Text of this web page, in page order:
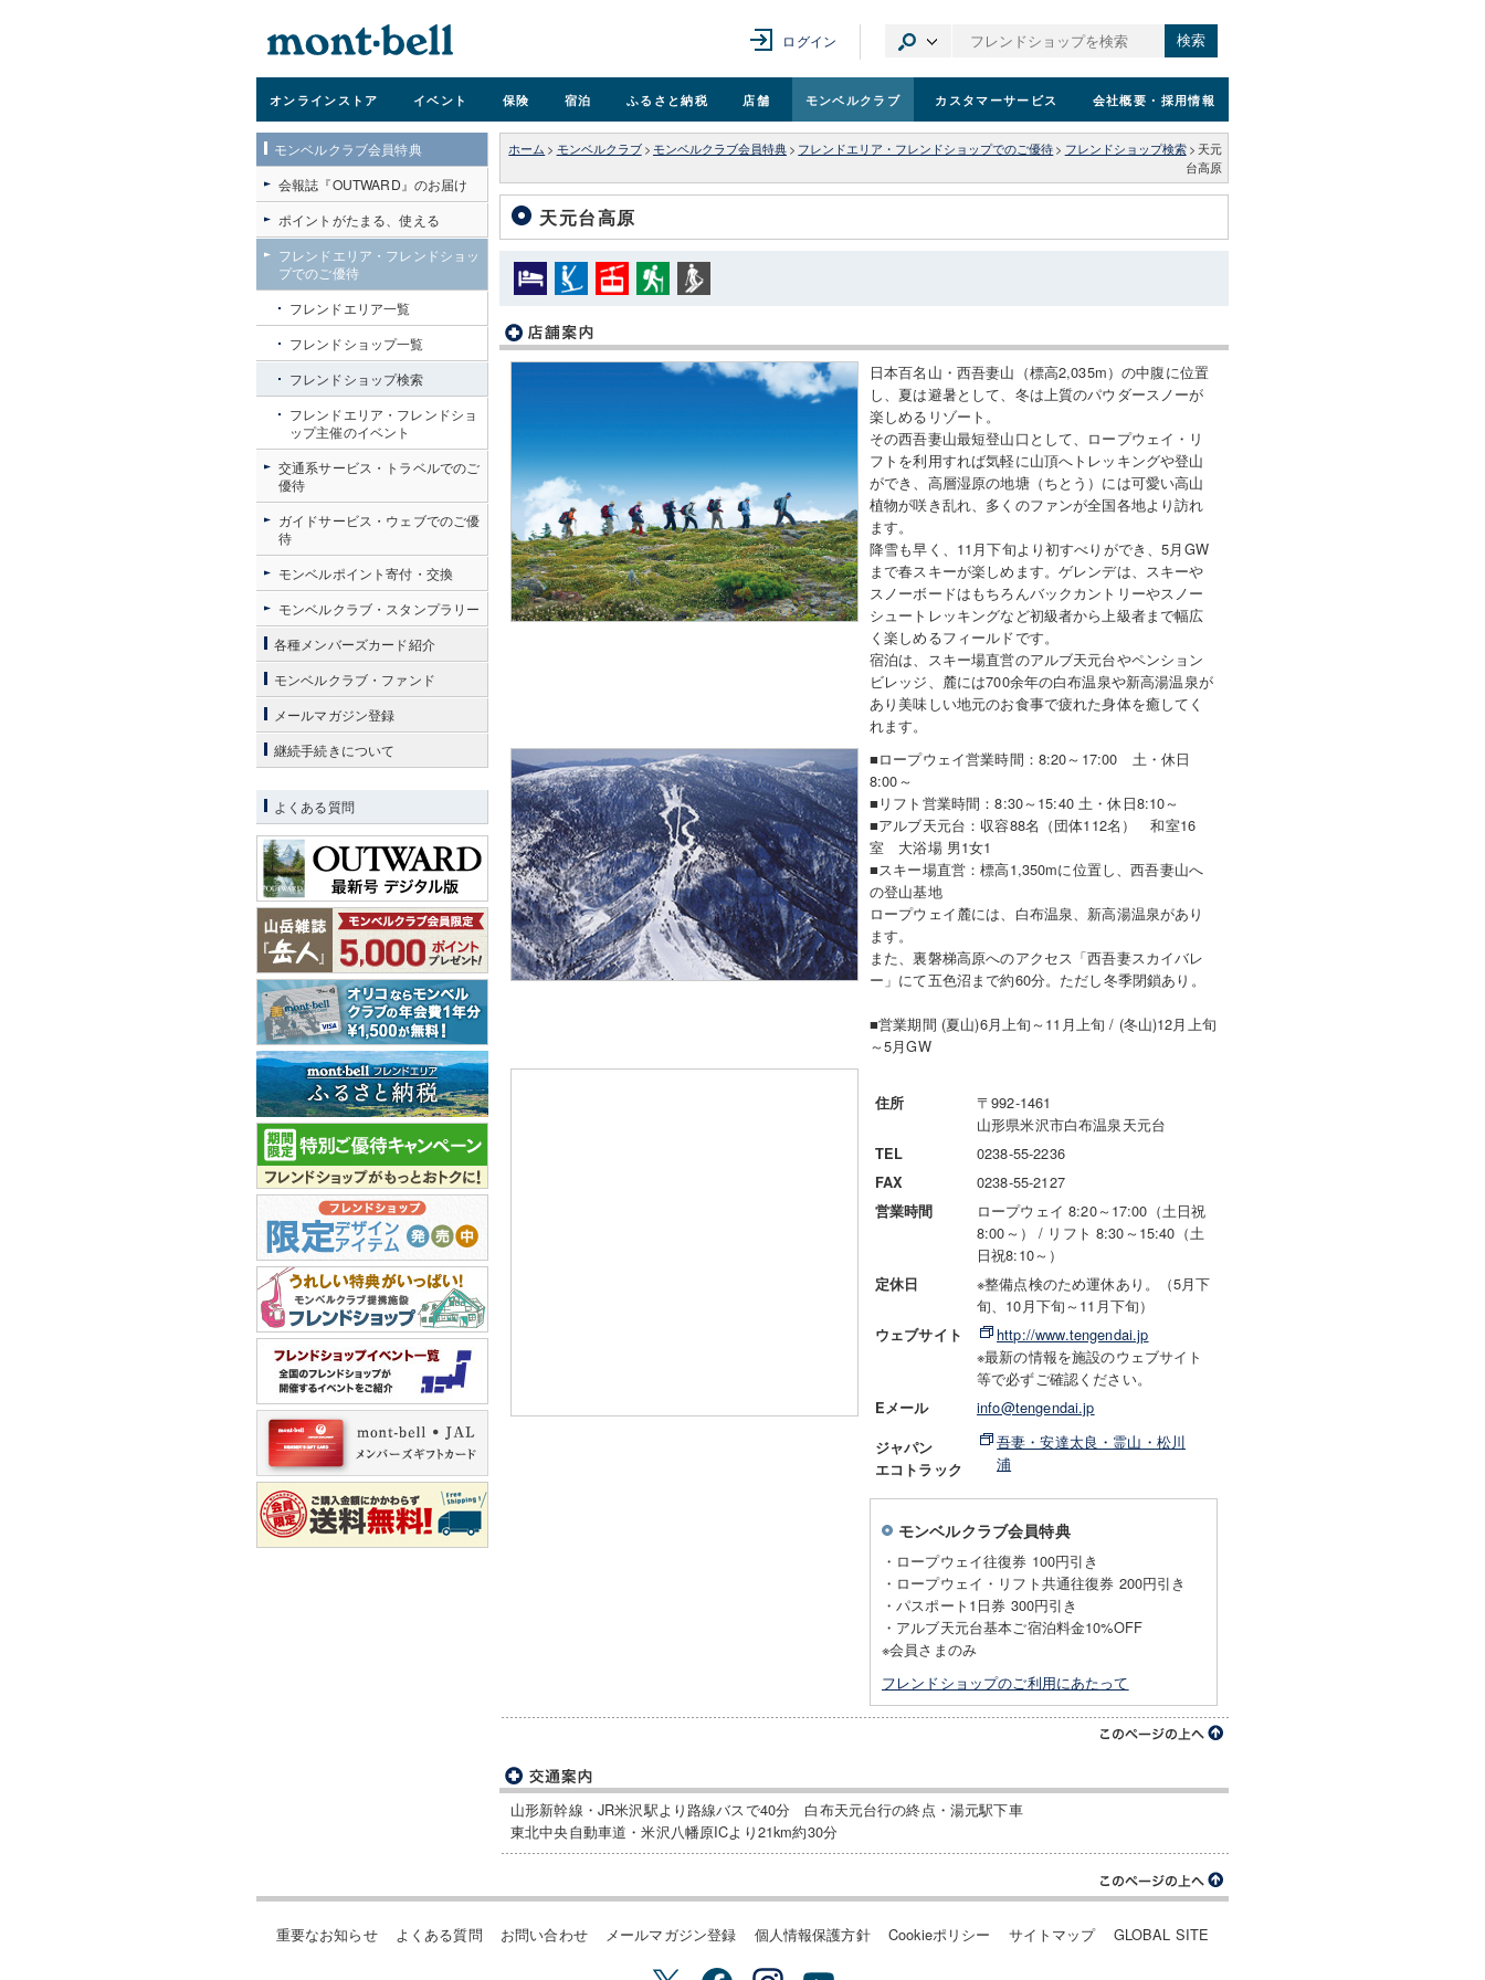
ログイン 検索
オンラインストア イベント 保険 宿泊 ふるさと納税 店舗 モンベルクラブ カスタマーサービス 会社概要 ・採用情報
ホーム > モンベルクラブ > モンベルクラブ会員特典 > フレンドエリア・フレンドショップでのご優待 > フレンドショップ検索 > 天元
台高原
天元台高原
日本百名山・西吾妻山（標高2,035m）の中腹に位置
し、夏は避暑として、冬は上質のパウダースノーが
楽しめるリゾート。
その西吾妻山最短登山口として、ロープウェイ・リ
フトを利用すれば気軽に山頂へトレッキングや登山
ができ、高層湿原の地塘（ちとう）には可愛い高山
植物が咲き乱れ、多くのファンが全国各地より訪れ
ます。
降雪も早く、11月下旬より初すべりができ、5月GW
まで春スキーが楽しめます。ゲレンデは、スキーや
スノーボードはもちろんバックカントリーやスノー
シュートレッキングなど初級者から上級者まで幅広
く楽しめるフィールドです。
宿泊は、スキー場直営のアルブ天元台やペンション
ビレッジ、麓には700余年の白布温泉や新高湯温泉が
あり美味しい地元のお食事で疲れた身体を癒してく
れます。
■ロープウェイ営業時間：8:20～17:00 土・休日
8:00～
■リフト営業時間：8:30～15:40 土・休日8:10～
■アルブ天元台：収容88名（団体112名） 和室16
室 大浴場 男1女1
■スキー場直営：標高1,350mに位置し、西吾妻山へ
の登山基地
ロープウェイ麓には、白布温泉、新高湯温泉があり
ます。
また、裏磐梯高原へのアクセス「西吾妻スカイバレ
ー」にて五色沼まで約60分。ただし冬季閉鎖あり。
■営業期間 (夏山)6月上旬～11月上旬 / (冬山)12月上旬
～5月GW
住所
〒992-1461
山形県米沢市白布温泉天元台
TEL 0238-55-2236
FAX 0238-55-2127
営業時間
ロープウェイ 8:20～17:00（土日祝
8:00～） / リフト 8:30～15:40（土
日祝8:10～）
定休日
※整備点検のため運休あり。（5月下
旬、10月下旬～11月下旬）
ウェブサイト
http://www.tengendai.jp
※最新の情報を施設のウェブサイト
等で必ずご確認ください。
Eメール info@tengendai.jp
ジャパン
エコトラック
吾妻・安達太良・霊山・松川
浦
モンベルクラブ会員特典
・ロープウェイ往復券 100円引き
・ロープウェイ・リフト共通往復券 200円引き
・パスポート1日券 300円引き
・アルブ天元台基本ご宿泊料金10%OFF
※会員さまのみ
フレンドショップのご利用にあたって
山形新幹線・JR米沢駅より路線バスで40分 白布天元台行の終点・湯元駅下車
東北中央自動車道・米沢八幡原ICより21km約30分
モンベルクラブ会員特典
会報誌『OUTWARD』のお届け
ポイントがたまる、使える
フレンドエリア・フレンドショッ
プでのご優待
フレンドエリア一覧
フレンドショップ一覧
フレンドショップ検索
フレンドエリア・フレンドショ
ップ主催のイベント
交通系サービス・トラベルでのご
優待
ガイドサービス・ウェブでのご優
待
モンベルポイント寄付・交換
モンベルクラブ・スタンプラリー
各種メンバーズカード紹介
モンベルクラブ・ファンド
メールマガジン登録
継続手続きについて
よくある質問
重要なお知らせ よくある質問 お問い合わせ メールマガジン登録 個人情報保護方針 Cookieポリシー サイトマップ GLOBAL SITE